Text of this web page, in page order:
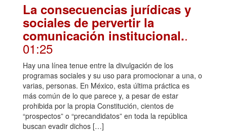
La consecuencias jurídicas y
sociales de pervertir la
comunicación institucional..
01:25
Hay una línea tenue entre la divulgación de los
programas sociales y su uso para promocionar a una, o
varias, personas. En México, esta última práctica es
más común de lo que parece y, a pesar de estar
prohibida por la propia Constitución, cientos de
“prospectos” o “precandidatos” en toda la república
buscan evadir dichos […]